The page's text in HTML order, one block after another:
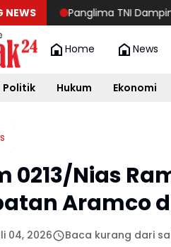
NEWS
Panglima TNI Dampingi
Home News
Politik Hukum Ekonomi
0213/Nias
Aramco
04, 2026 Baca kurang dari